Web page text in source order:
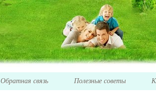
Обратная связь Полезные советы